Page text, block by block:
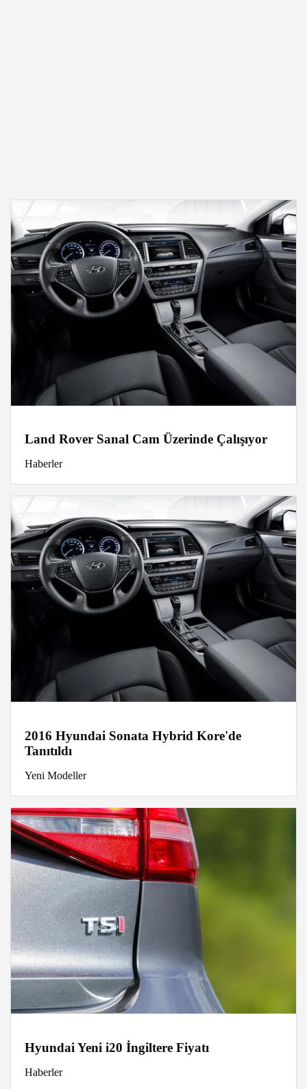
Land Rover Sanal Cam Üzerinde Çalışıyor
Haberler
2016 Hyundai Sonata Hybrid Kore'de
Tanıtıldı
Yeni Modeller
Hyundai Yeni i20 İngiltere Fiyatı
Haberler